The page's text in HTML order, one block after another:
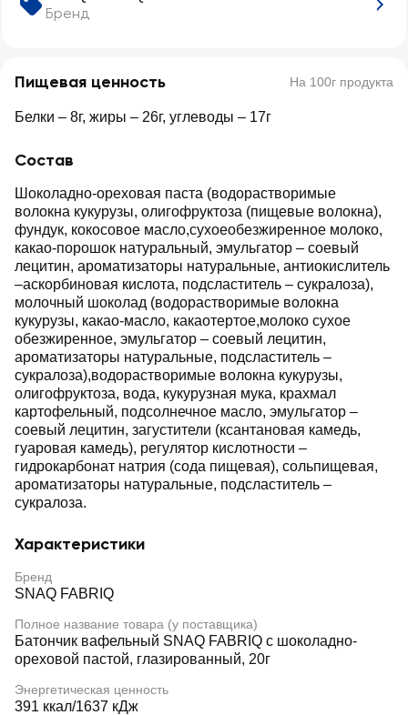
Бренд
Пищевая ценность На 100г продукта
Белки – 8г, жиры – 26г, углеводы – 17г
Состав
Шоколадно-ореховая паста (водорастворимые
волокна кукурузы, олигофруктоза (пищевые волокна),
фундук, кокосовое масло,сухоеобезжиренное молоко,
какао-порошок натуральный, эмульгатор – соевый
лецитин, ароматизаторы натуральные, антиокислитель
–аскорбиновая кислота, подсластитель – сукралоза),
молочный шоколад (водорастворимые волокна
кукурузы, какао-масло, какаотертое,молоко сухое
обезжиренное, эмульгатор – соевый лецитин,
ароматизаторы натуральные, подсластитель –
сукралоза),водорастворимые волокна кукурузы,
олигофруктоза, вода, кукурузная мука, крахмал
картофельный, подсолнечное масло, эмульгатор –
соевый лецитин, загустители (ксантановая камедь,
гуаровая камедь), регулятор кислотности –
гидрокарбонат натрия (сода пищевая), сольпищевая,
ароматизаторы натуральные, подсластитель –
сукралоза.
Характеристики
Бренд
SNAQ FABRIQ
Полное название товара (у поставщика)
Батончик вафельный SNAQ FABRIQ с шоколадно-
ореховой пастой, глазированный, 20г
Энергетическая ценность
391 ккал/1637 кДж